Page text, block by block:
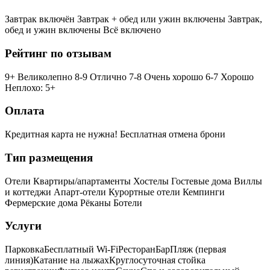
Завтрак включён Завтрак + обед или ужин включены Завтрак,
обед и ужин включены Всё включено
Рейтинг по отзывам
9+ Великолепно 8-9 Отлично 7-8 Очень хорошо 6-7 Хорошо
Неплохо: 5+
Оплата
Кредитная карта не нужна! Бесплатная отмена брони
Тип размещения
Отели Квартиры/апартаменты Хостелы Гостевые дома Виллы
и коттеджи Апарт-отели Курортные отели Кемпинги
Фермерские дома Рёканы Ботели
Услуги
ПарковкаБесплатный Wi-FiРесторанБарПляж (первая
линия)Катание на лыжахКруглосуточная стойка